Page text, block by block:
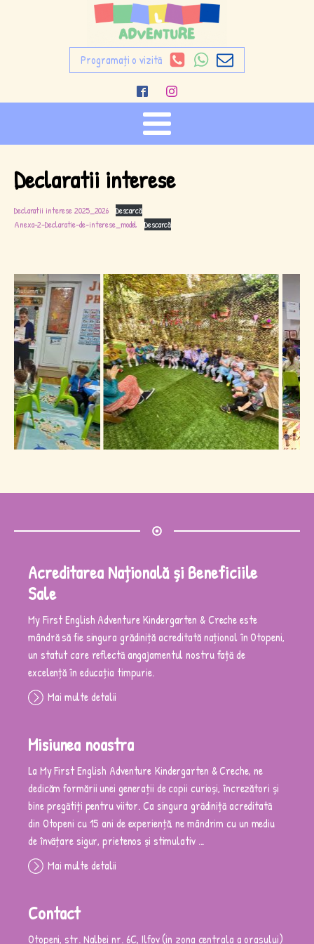
Programați o vizită
Declaratii interese
Declaratii interese 2025_2026 Descarcă
Anexa-2-Declaratie-de-interese_model
Descarcă
Acreditarea Națională și Beneficiile
Sale
My First English Adventure Kindergarten & Creche este
mândră să fie singura grădiniță acreditată național în Otopeni,
un statut care reflectă angajamentul nostru față de
excelență în educația timpurie.
Mai multe detalii
Misiunea noastra
La My First English Adventure Kindergarten & Creche, ne
dedicăm formării unei generații de copii curioși, încrezători și
bine pregătiți pentru viitor. Ca singura grădiniță acreditată
din Otopeni cu 15 ani de experiență, ne mândrim cu un mediu
de învățare sigur, prietenos și stimulativ ...
Mai multe detalii
Contact
Otopeni, str. Nalbei nr. 6C, Ilfov (in zona centrala a orasului)